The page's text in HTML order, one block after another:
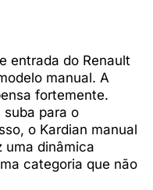
entrada do Renault
manual. A
fortemente.
suba para o
o Kardian manual
uma dinâmica
categoria que não